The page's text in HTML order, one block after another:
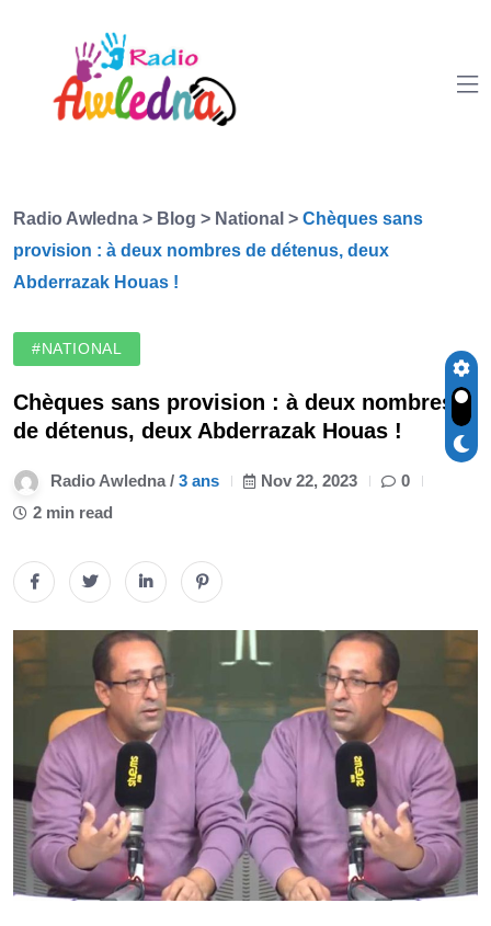
Radio Awledna > Blog > National > Chèques sans
provision : à deux nombres de détenus, deux
Abderrazak Houas !
#NATIONAL
Chèques sans provision : à deux nombres
de détenus, deux Abderrazak Houas !
Radio Awledna / 3 ans Nov 22, 2023
0
2 min read